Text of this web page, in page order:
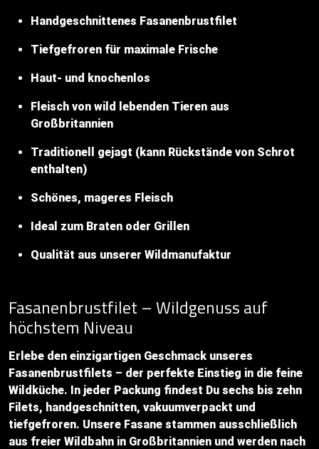
Handgeschnittenes Fasanenbrustfilet
Tiefgefroren für maximale Frische
Haut- und knochenlos
Fleisch von wild lebenden Tieren aus
Großbritannien
Traditionell gejagt (kann Rückstände von Schrot
enthalten)
Schönes, mageres Fleisch
Ideal zum Braten oder Grillen
Qualität aus unserer Wildmanufaktur
Fasanenbrustfilet – Wildgenuss auf
höchstem Niveau
Erlebe den einzigartigen Geschmack unseres
Fasanenbrustfilets – der perfekte Einstieg in die feine
Wildküche. In jeder Packung findest Du sechs bis zehn
Filets, handgeschnitten, vakuumverpackt und
tiefgefroren. Unsere Fasane stammen ausschließlich
aus freier Wildbahn in Großbritannien und werden nach